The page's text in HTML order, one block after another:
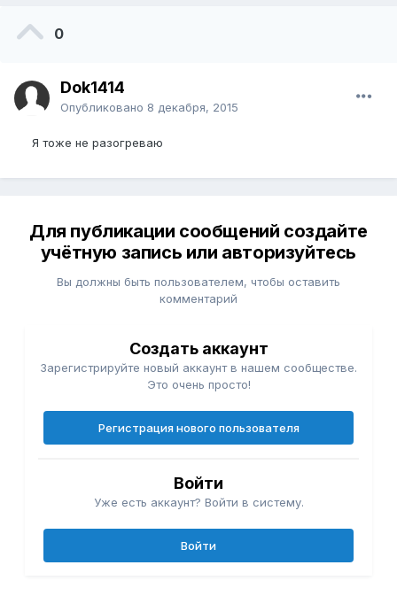
0
Dok1414
Опубликовано 8 декабря, 2015
Я тоже не разогреваю
Для публикации сообщений создайте
учётную запись или авторизуйтесь
Вы должны быть пользователем, чтобы оставить
комментарий
Создать аккаунт
Зарегистрируйте новый аккаунт в нашем сообществе.
Это очень просто!
Регистрация нового пользователя
Войти
Уже есть аккаунт? Войти в систему.
Войти